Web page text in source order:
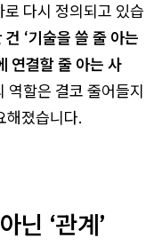
다시 정의되고 있습
‘기술을 쓸 줄 아는
연결할 줄 아는 사
역할은 결코 줄어들지
해졌습니다.
닌 ‘관계’